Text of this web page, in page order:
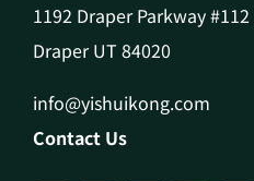
1192 Draper Parkway #112
Draper UT 84020
info@yishuikong.com
Contact Us